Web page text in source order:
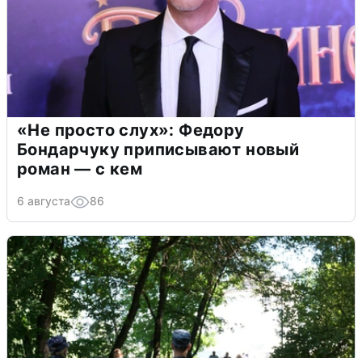
«Не просто слух»: Федору
Бондарчуку приписывают новый
роман — с кем
6 августа 86